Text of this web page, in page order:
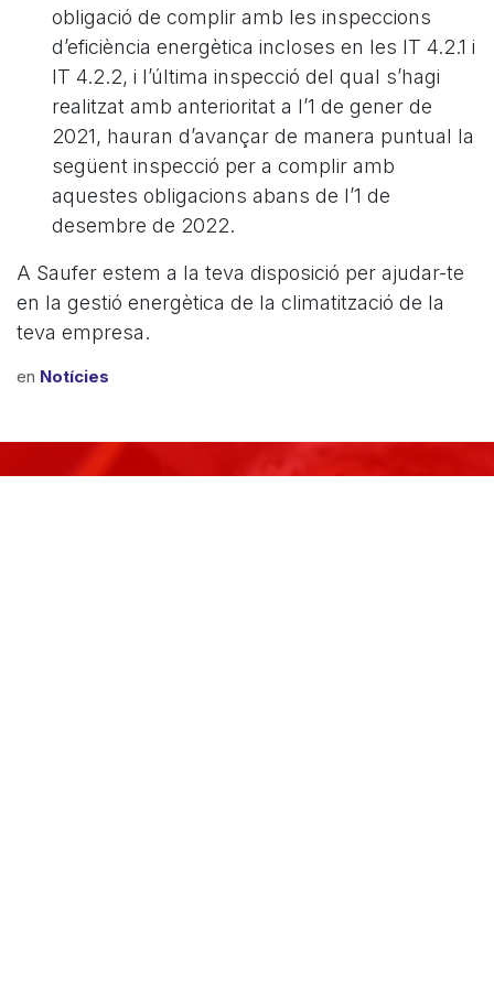
obligació de complir amb les inspeccions
d’eficiència energètica incloses en les IT 4.2.1 i
IT 4.2.2, i l’última inspecció del qual s’hagi
realitzat amb anterioritat a l’1 de gener de
2021, hauran d’avançar de manera puntual la
següent inspecció per a complir amb
aquestes obligacions abans de l’1 de
desembre de 2022.
A Saufer estem a la teva disposició per ajudar-te
en la gestió energètica de la climatització de la
teva empresa.
en Notícies